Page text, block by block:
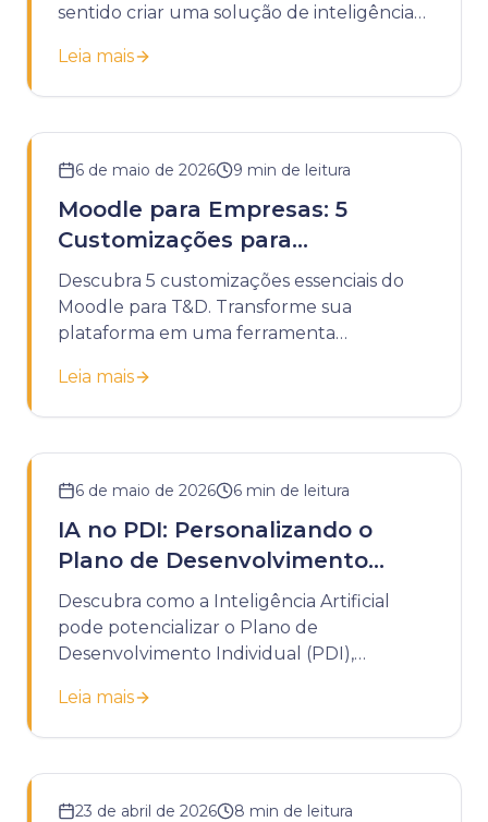
sentido criar uma solução de inteligência
Leia mais
6 de maio de 2026 9 min de leitura
Moodle para Empresas: 5
Customizações para
Treinamentos de T&D
Descubra 5 customizações essenciais do
Moodle para T&D. Transforme sua
plataforma em uma ferramenta
eficazes.
Leia mais
6 de maio de 2026 6 min de leitura
IA no PDI: Personalizando o
Plano de Desenvolvimento
Individual
Descubra como a Inteligência Artificial
pode potencializar o Plano de
Desenvolvimento Individual (PDI),
estratégico.
Leia mais
23 de abril de 2026 8 min de leitura